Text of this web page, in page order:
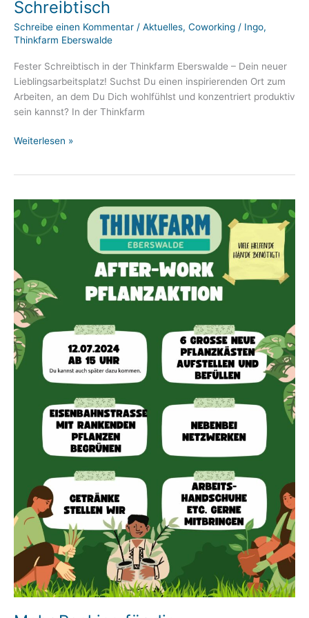
Schreibtisch
Schreibe einen Kommentar / Aktuelles, Coworking / Ingo,
Thinkfarm Eberswalde
Fester Schreibtisch in der Thinkfarm Eberswalde – Dein neuer
Lieblingsarbeitsplatz! Suchst Du einen inspirierenden Ort zum
Arbeiten, an dem Du Dich wohlfühlst und konzentriert produktiv
sein kannst? In der Thinkfarm
Durchstarten
Schreibtisch
Weiterlesen »